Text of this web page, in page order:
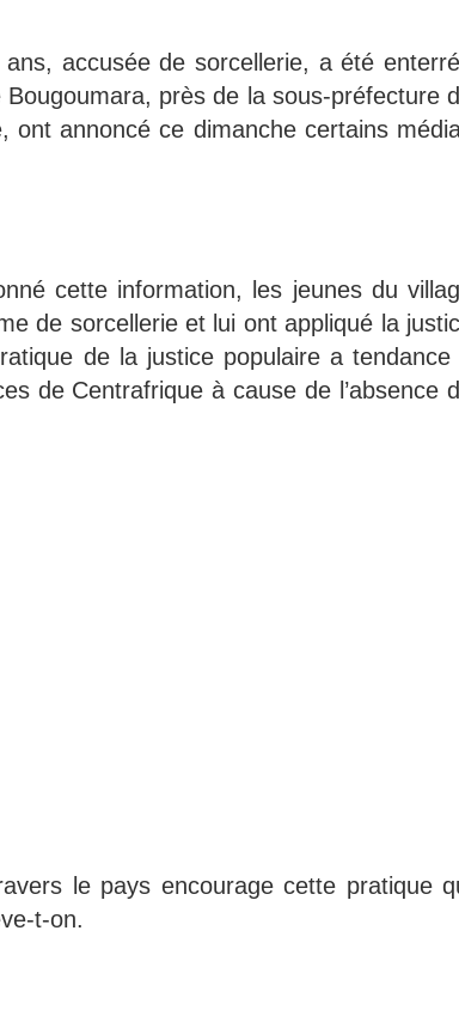
accusée de sorcellerie, a été
près de la sous-préfecture
ont annoncé ce dimanche certains
cette information, les jeunes du
de sorcellerie et lui ont appliqué la
de la justice populaire a tendance
de Centrafrique à cause de l’absence
le pays encourage cette pratique
t-on.